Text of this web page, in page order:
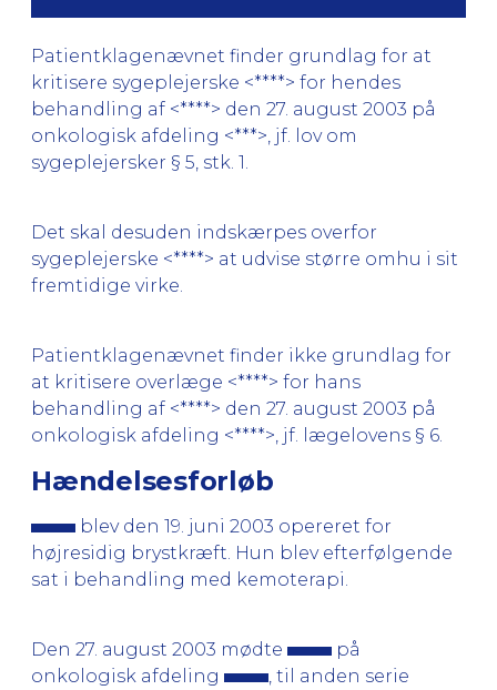
Patientklagenævnet finder grundlag for at
kritisere sygeplejerske <****> for hendes
behandling af <****> den 27. august 2003 på
onkologisk afdeling <***>, jf. lov om
sygeplejersker § 5, stk. 1.
Det skal desuden indskærpes overfor
sygeplejerske <****> at udvise større omhu i sit
fremtidige virke.
Patientklagenævnet finder ikke grundlag for
at kritisere overlæge <****> for hans
behandling af <****> den 27. august 2003 på
onkologisk afdeling <****>, jf. lægelovens § 6.
Hændelsesforløb
blev den 19. juni 2003 opereret for
højresidig brystkræft. Hun blev efterfølgende
sat i behandling med kemoterapi.
Den 27. august 2003 mødte
på
onkologisk afdeling
, til anden serie